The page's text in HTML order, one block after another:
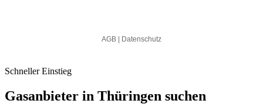
Schneller Einstieg
Gasanbieter in Thüringen suchen